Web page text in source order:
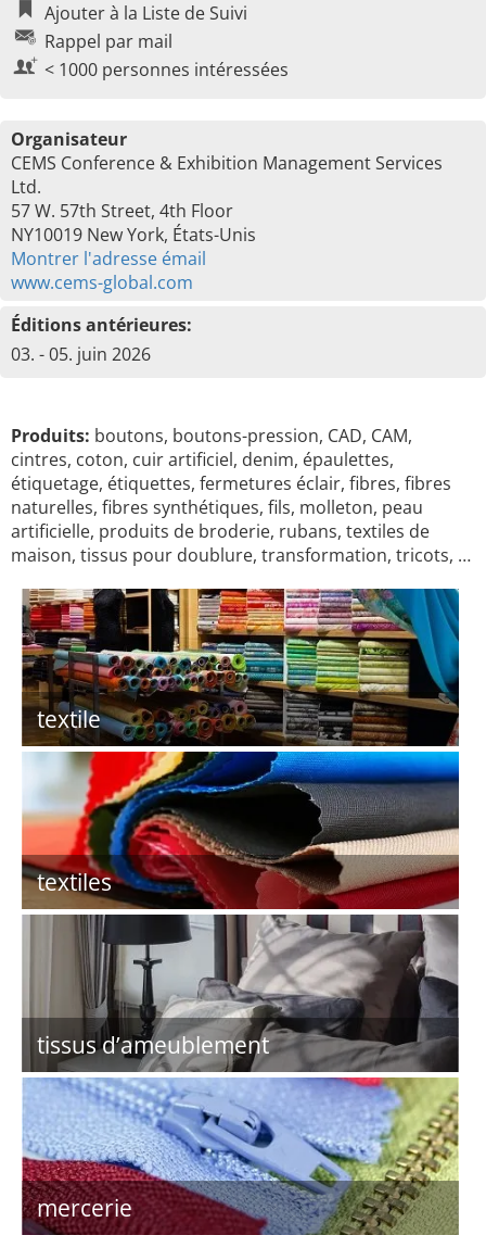
Ajouter à la Liste de Suivi
Rappel par mail
< 1000 personnes intéressées
Organisateur
CEMS Conference & Exhibition Management Services
Ltd.
57 W. 57th Street, 4th Floor
NY10019 New York, États-Unis
Montrer l'adresse émail
www.cems-global.com
Éditions antérieures:
03. - 05. juin 2026
Produits: boutons, boutons-pression, CAD, CAM,
cintres, coton, cuir artificiel, denim, épaulettes,
étiquetage, étiquettes, fermetures éclair, fibres, fibres
naturelles, fibres synthétiques, fils, molleton, peau
artificielle, produits de broderie, rubans, textiles de
maison, tissus pour doublure, transformation, tricots, …
textile
textiles
tissus d’ameublement
mercerie